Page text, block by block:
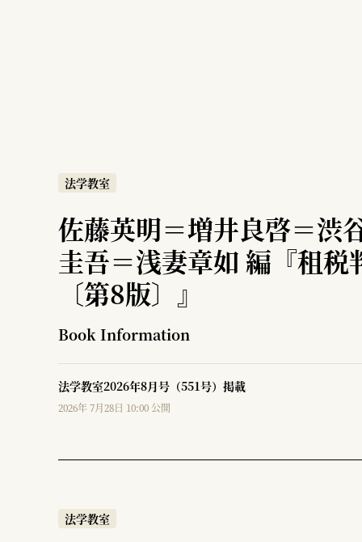
法学教室
佐藤英明＝増井良啓＝
圭吾＝浅妻章如 編『租税
〔第8版〕』
Book Information
法学教室2026年8月号（551号）掲載
2026年 7月28日 10:00 公開
法学教室